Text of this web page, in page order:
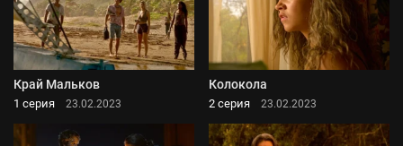
Край Мальков
1 серия 23.02.2023
Колокола
2 серия 23.02.2023